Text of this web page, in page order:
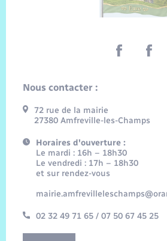
Nous contacter :
72 rue de la mairie
27380 Amfreville-les-Champs
Horaires d'ouverture :
Le mardi : 16h – 18h30
Le vendredi : 17h – 18h30
et sur rendez-vous
02 32 49 71 65 / 07 50 67 45 25